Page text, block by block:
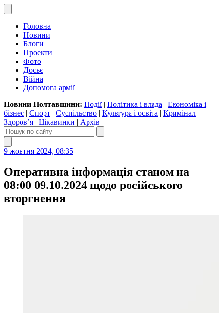
Головна
Новини
Блоги
Проекти
Фото
Досьє
Війна
Допомога армії
Новини Полтавщини: Події| Політика і влада | Економіка і
бізнес | Спорт | Суспільство | Культура і освіта | Кримінал |
Здоров’я | Цікавинки | Архів
9 жовтня 2024, 08:35
Оперативна інформація станом на
08:00 09.10.2024 щодо російського
вторгнення